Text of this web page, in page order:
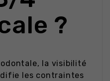
?
la visibilité
les contraintes